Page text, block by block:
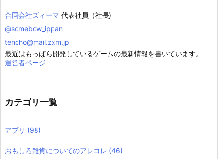
合同会社ズィーマ 代表社員（社長)
@somebow_ippan
tencho@mail.zxm.jp
最近はもっぱら開発しているゲームの最新情報を書いています。
運営者ページ
カテゴリ一覧
アプリ (98)
おもしろ雑貨についてのアレコレ (46)